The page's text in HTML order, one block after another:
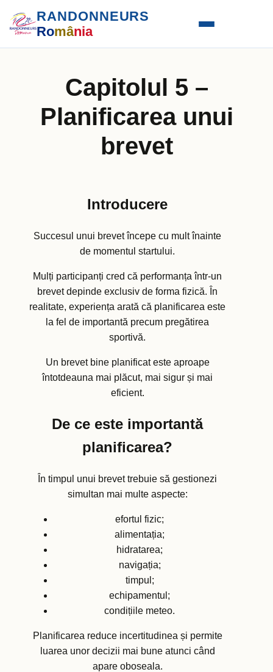
RANDONNEURS
România
Capitolul 5 –
Planificarea unui
brevet
Introducere
Succesul unui brevet începe cu mult înainte
de momentul startului.
Mulți participanți cred că performanța într-un
brevet depinde exclusiv de forma fizică. În
realitate, experiența arată că planificarea este
la fel de importantă precum pregătirea
sportivă.
Un brevet bine planificat este aproape
întotdeauna mai plăcut, mai sigur și mai
eficient.
De ce este importantă
planificarea?
În timpul unui brevet trebuie să gestionezi
simultan mai multe aspecte:
efortul fizic;
alimentația;
hidratarea;
navigația;
timpul;
echipamentul;
condițiile meteo.
Planificarea reduce incertitudinea și permite
luarea unor decizii mai bune atunci când
apare oboseala.